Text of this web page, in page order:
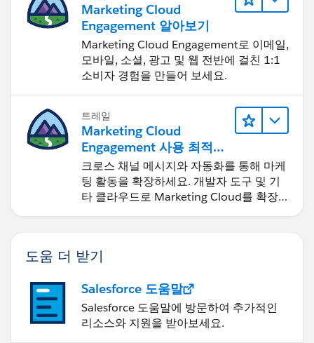
Marketing Cloud
Engagement 알아보기
Marketing Cloud Engagement로 이메일,
모바일, 소셜, 광고 및 웹 전반에 걸친 1:1
소비자 경험을 만들어 보세요.
트레일
Marketing Cloud
Engagement 사용 최적화
및 확장
크로스 채널 메시지와 자동화를 통해 마케
팅 활동을 확장하세요. 개발자 도구 및 기
타 클라우드로 Marketing Cloud를 확장
도움 더 받기
Salesforce 도움말
Salesforce 도움말에 방문하여 추가적인
리소스와 지원을 받아보세요.